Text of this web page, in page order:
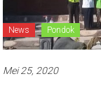
News Pondok
Mei 25, 2020